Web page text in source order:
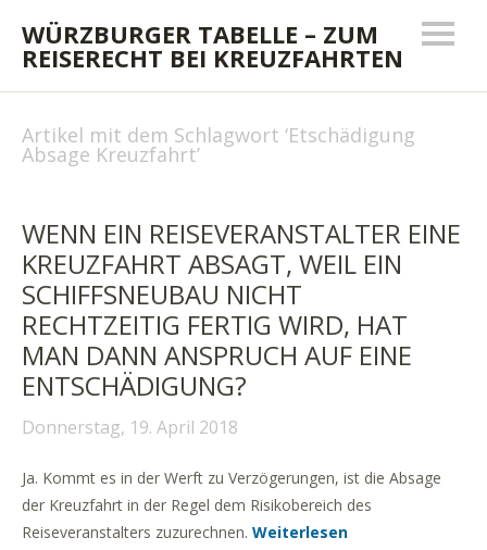
WÜRZBURGER TABELLE – ZUM
REISERECHT BEI KREUZFAHRTEN
Artikel mit dem Schlagwort ‘Etschädigung
Absage Kreuzfahrt’
WENN EIN REISEVERANSTALTER EINE
KREUZFAHRT ABSAGT, WEIL EIN
SCHIFFSNEUBAU NICHT
RECHTZEITIG FERTIG WIRD, HAT
MAN DANN ANSPRUCH AUF EINE
ENTSCHÄDIGUNG?
Donnerstag, 19. April 2018
Ja. Kommt es in der Werft zu Verzögerungen, ist die Absage
der Kreuzfahrt in der Regel dem Risikobereich des
Reiseveranstalters zuzurechnen. Weiterlesen